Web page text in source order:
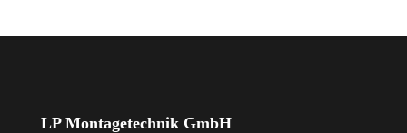
LP Montagetechnik GmbH